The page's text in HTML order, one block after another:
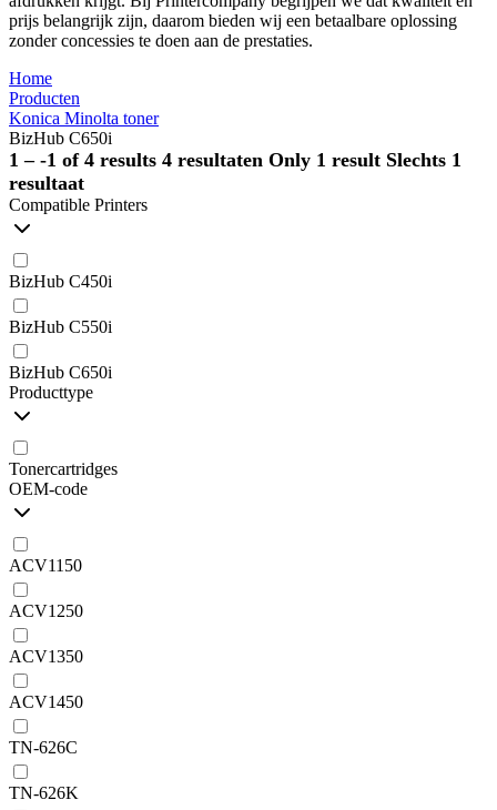
prijs belangrijk zijn, daarom bieden wij een betaalbare oplossing
zonder concessies te doen aan de prestaties.
Home
Producten
Konica Minolta toner
BizHub C650i
1 – -1 of 4 results 4 resultaten Only 1 result Slechts 1
resultaat
Compatible Printers
BizHub C450i
BizHub C550i
BizHub C650i
Producttype
Tonercartridges
OEM-code
ACV1150
ACV1250
ACV1350
ACV1450
TN-626C
TN-626K